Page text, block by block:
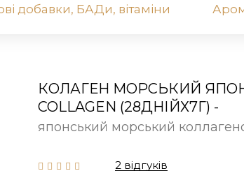
добавки, БАДи, вітаміни
КОЛАГЕН МОРСЬКИЙ
COLLAGEN (28ДНІЙХ7Г) -
японський морський
2 відгуків